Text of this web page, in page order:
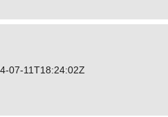
07-11T18:24:02Z